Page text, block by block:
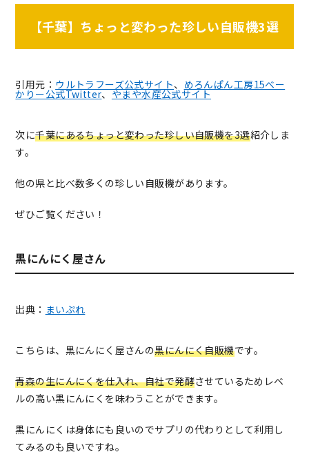
【千葉】ちょっと変わった珍しい自販機3選
引用元： ウルトラフーズ公式サイト、 めろんぱん工房15べー
かりー公式Twitter、やまや水産公式サイト
次に千葉にあるちょっと変わった珍しい自販機を3選紹介しま
す。
他の県と比べ数多くの珍しい自販機があります。
ぜひご覧ください！
黒にんにく屋さん
出典： まいぷれ
こちらは、黒にんにく屋さんの黒にんにく自販機です。
青森の生にんにくを仕入れ、自社で発酵させているためレベ
ルの高い黒にんにくを味わうことができます。
黒にんにくは身体にも良いのでサプリの代わりとして利用し
てみるのも良いですね。